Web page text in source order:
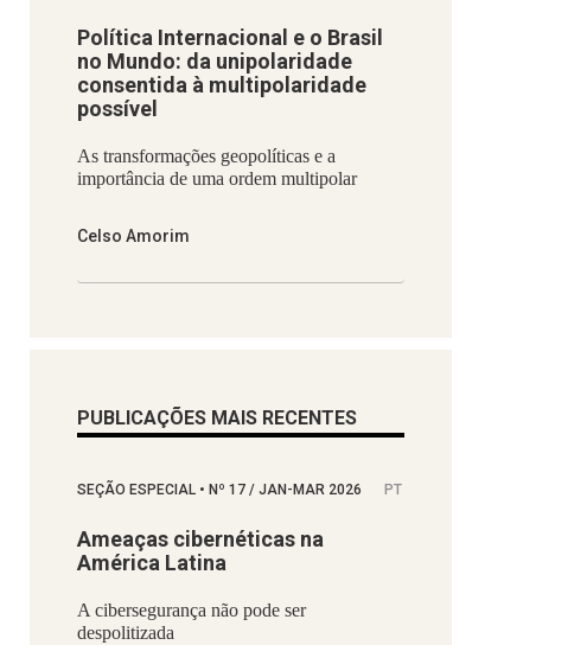
Política Internacional e o Brasil
no Mundo: da unipolaridade
consentida à multipolaridade
possível
As transformações geopolíticas e a
importância de uma ordem multipolar
Celso Amorim
PUBLICAÇÕES MAIS RECENTES
SEÇÃO ESPECIAL • Nº 17 / JAN-MAR 2026 PT
Ameaças cibernéticas na
América Latina
A cibersegurança não pode ser
despolitizada